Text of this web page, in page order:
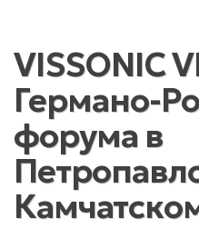
VISSONIC
Германо-
форума в